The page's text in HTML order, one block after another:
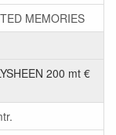
MEMORIES
200 mt €